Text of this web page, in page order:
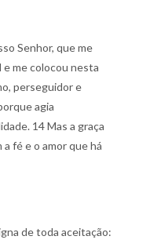
Senhor, que me
me colocou nesta
perseguidor e
agia
14 Mas a graça
fé e o amor que há
de toda aceitação: